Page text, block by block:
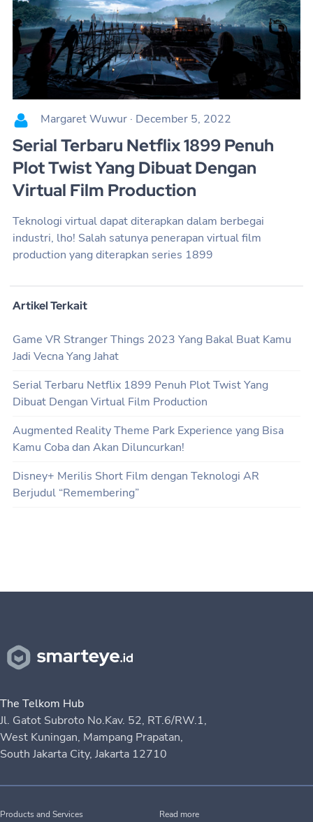
Margaret Wuwur · December 5, 2022
Serial Terbaru Netflix 1899 Penuh
Plot Twist Yang Dibuat Dengan
Virtual Film Production
Teknologi virtual dapat diterapkan dalam berbegai
industri, lho! Salah satunya penerapan virtual film
production yang diterapkan series 1899
Artikel Terkait
Game VR Stranger Things 2023 Yang Bakal Buat Kamu
Jadi Vecna Yang Jahat
Serial Terbaru Netflix 1899 Penuh Plot Twist Yang
Dibuat Dengan Virtual Film Production
Augmented Reality Theme Park Experience yang Bisa
Kamu Coba dan Akan Diluncurkan!
Disney+ Merilis Short Film dengan Teknologi AR
Berjudul “Remembering”
The Telkom Hub
Jl. Gatot Subroto No.Kav. 52, RT.6/RW.1,
West Kuningan, Mampang Prapatan,
South Jakarta City, Jakarta 12710
Products and Services Read more